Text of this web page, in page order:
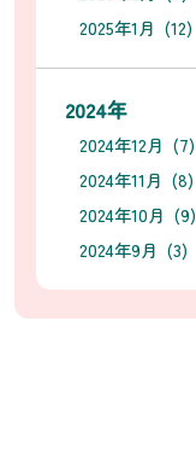
2025年1月 (12)
2024年
2024年12月 (7)
2024年11月 (8)
2024年10月 (9)
2024年9月 (3)